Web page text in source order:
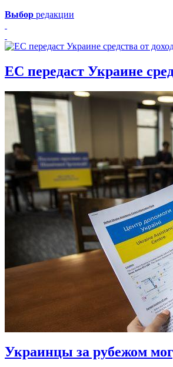
Выбор редакции
ЕС передаст Украине
Украинцы за рубежом